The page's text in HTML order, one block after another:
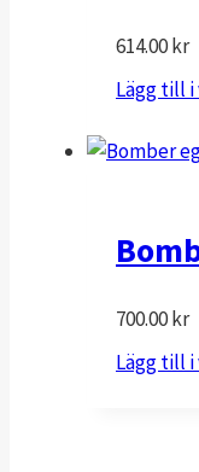
614.00kr
Lägg till
700.00kr
Lägg till